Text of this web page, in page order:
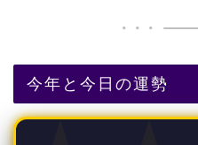
今年と今日の運勢